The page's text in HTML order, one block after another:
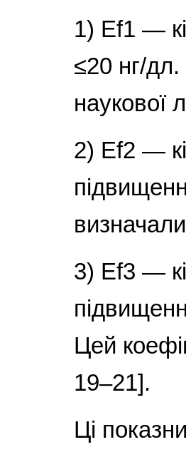
1) Ef1 —
≤20 нг/
наукової
2) Ef2 —
3) Ef3 —
Цей
19–21].
Ці